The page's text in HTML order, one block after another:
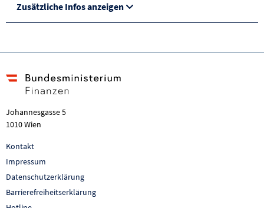
Zusätzliche Infos anzeigen
Johannesgasse 5
1010 Wien
Kontakt
Impressum
Datenschutzerklärung
Barrierefreiheitserklärung